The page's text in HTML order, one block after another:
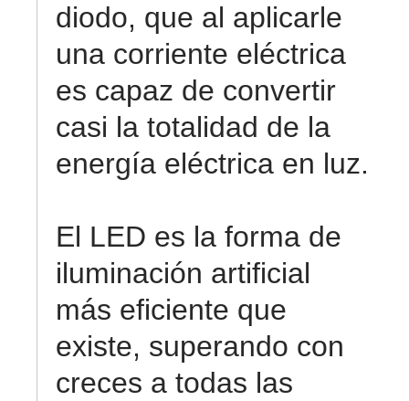
diodo, que al aplicarle
una corriente eléctrica
es capaz de convertir
casi la totalidad de la
energía eléctrica en luz.
El LED es la forma de
iluminación artificial
más eficiente que
existe, superando con
creces a todas las